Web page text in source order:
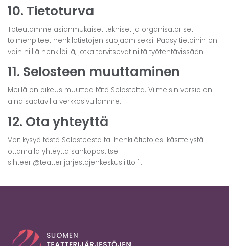
10. Tietoturva
Toteutamme asianmukaiset tekniset ja organisatoriset
toimenpiteet henkilötietojen suojaamiseksi. Pääsy tietoihin on
vain niillä henkilöillä, jotka tarvitsevat niitä työtehtävissään.
11. Selosteen muuttaminen
Meillä on oikeus muuttaa tätä Selostetta. Viimeisin versio on
aina saatavilla verkkosivullamme.
12. Ota yhteyttä
Voit kysyä tästä Selosteesta tai henkilötietojesi käsittelystä
ottamalla yhteyttä sähköpostitse:
sihteeri@teatterijarjestojenkeskusliitto.fi.